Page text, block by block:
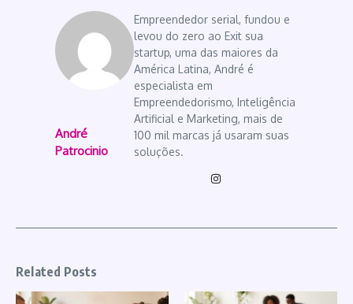
André
Patrocinio
Empreendedor serial, fundou e
levou do zero ao Exit sua
startup, uma das maiores da
América Latina, André é
especialista em
Empreendedorismo, Inteligência
Artificial e Marketing, mais de
100 mil marcas já usaram suas
soluções.
Related Posts